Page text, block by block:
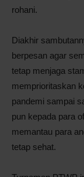
rohani.
Diakhir
berpesan agar
tetap menjaga
memprioritaskan
pandemi sampai
pun kepada para
memantau para
tetap sehat.